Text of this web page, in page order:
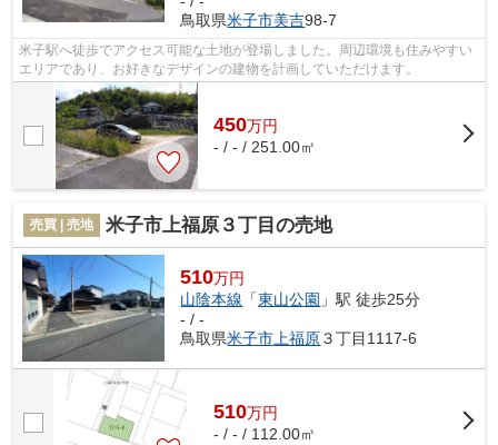
鳥取県米子市美吉98-7
米子駅へ徒歩でアクセス可能な土地が登場しました。周辺環境も住みやすい
エリアであり、お好きなデザインの建物を計画していただけます。
450万円
- / - / 251.00㎡
売買 | 売地 米子市上福原３丁目の売地
510万円
山陰本線 「東山公園 」駅 徒歩25分
- / -
鳥取県米子市上福原３丁目1117-6
510万円
- / - / 112.00㎡